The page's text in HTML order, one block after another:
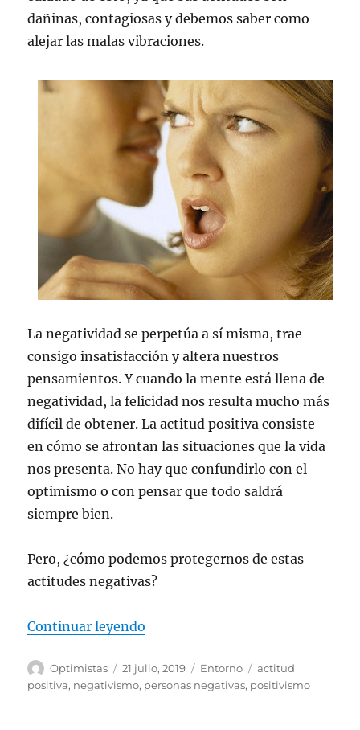
dañinas, contagiosas y debemos saber como
alejar las malas vibraciones.
La negatividad se perpetúa a sí misma, trae
consigo insatisfacción y altera nuestros
pensamientos. Y cuando la mente está llena de
negatividad, la felicidad nos resulta mucho más
difícil de obtener. La actitud positiva consiste
en cómo se afrontan las situaciones que la vida
nos presenta. No hay que confundirlo con el
optimismo o con pensar que todo saldrá
siempre bien.
Pero, ¿cómo podemos protegernos de estas
actitudes negativas?
Continuar leyendo
Autor
Optimistas
Publicado
el
21 julio, 2019 Categorías
Entorno Etiquetas
actitud
positiva, negativismo, personas negativas, positivismo